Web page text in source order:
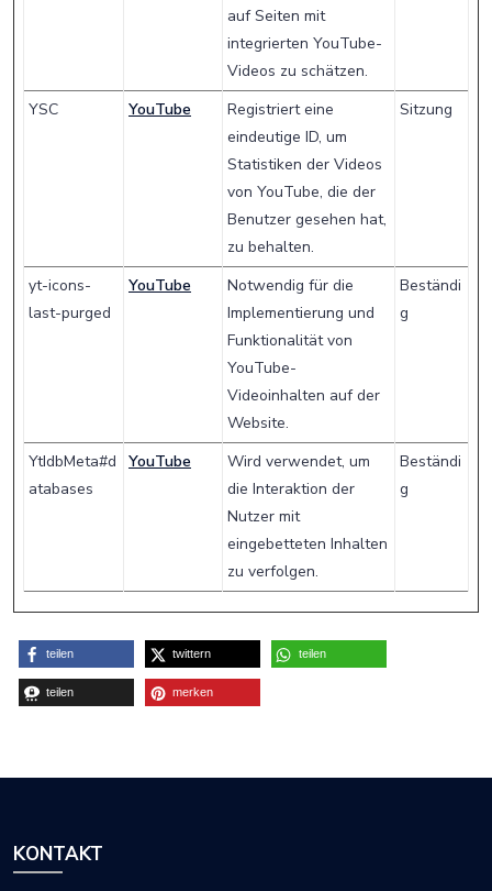
auf Seiten mit
integrierten YouTube-
Videos zu schätzen.
YSC YouTube
Registriert eine
eindeutige ID, um
Statistiken der Videos
von YouTube, die der
Benutzer gesehen hat,
zu behalten.
Sitzung
yt-icons-
last-purged
YouTube
Notwendig für die
Implementierung und
Funktionalität von
YouTube-
Videoinhalten auf der
Website.
Beständi
g
YtIdbMeta#d
atabases
YouTube
Wird verwendet, um
die Interaktion der
Nutzer mit
eingebetteten Inhalten
zu verfolgen.
Beständi
g
teilen twittern teilen
teilen merken
KONTAKT